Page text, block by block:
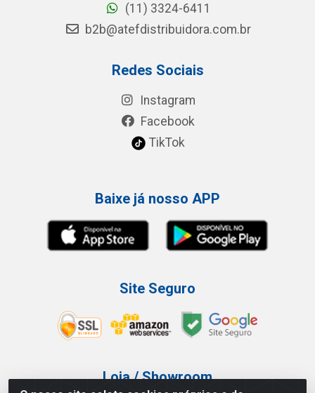
(11) 3324-6411
b2b@atefdistribuidora.com.br
Redes Sociais
Instagram
Facebook
TikTok
Baixe já nosso APP
Site Seguro
Loja / Showroom